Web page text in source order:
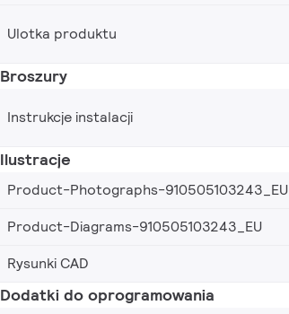
Ulotka produktu
Broszury
Instrukcje instalacji
Ilustracje
Product-Photographs-910505103243_EU
Product-Diagrams-910505103243_EU
Rysunki CAD
Dodatki do oprogramowania